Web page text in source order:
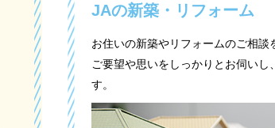
JAの新築・リフォーム
お住いの新築やリフォームのご相談
ご要望や思いをしっかりとお伺いし
す。